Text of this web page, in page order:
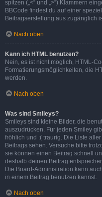
spitzen („<“ und „>“) Klammern
BBCode findest du auf einer
Beitragserstellung aus zugänglich
Nach oben
Kann ich HTML benutzen?
Nein, es ist nicht möglich, HTML-
Formatierungsmöglichkeiten, die
werden.
Nach oben
Was sind Smileys?
Smileys sind kleine Bilder, die
auszudrücken. Für jeden Smiley
fröhlich und :( traurig. Die Liste
Beitrags sehen. Versuche bitte
sie können einen Beitrag schnell
deshalb deinen Beitrag
Die Board-Administration kann
in einem Beitrag benutzen kannst.
Nach oben